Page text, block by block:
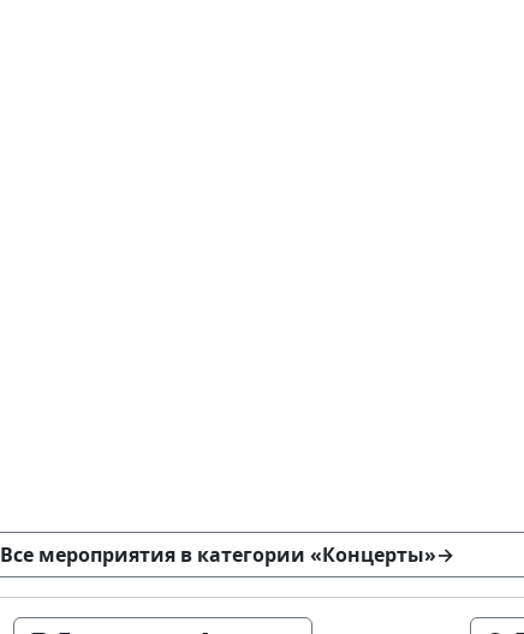
Все мероприятия в категории «Концерты»→